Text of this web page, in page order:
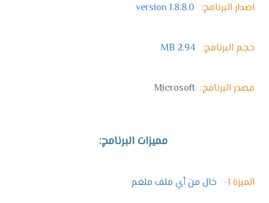
اصدار البرنامج: version 1.8.8.0
حجم البرنامج: 2.94 MB
مصدر البرنامج: Microsoft
مميزات البرنامج:
الميزة 1- خال من أي ملف ملغم